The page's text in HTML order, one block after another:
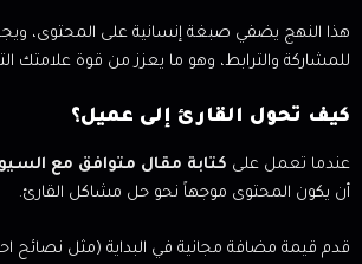
هذا النهج يضفي صبغة إنسانية على المحتوى،
للمشاركة والترابط، وهو ما يعزز من قوة علامتك
كيف تحول القارئ إلى عميل؟
عندما تعمل على كتابة مقال متوافق مع السيو
أن يكون المحتوى موجهاً نحو حل مشاكل القارئ.
قدم قيمة مضافة مجانية في البداية (مثل نصائح